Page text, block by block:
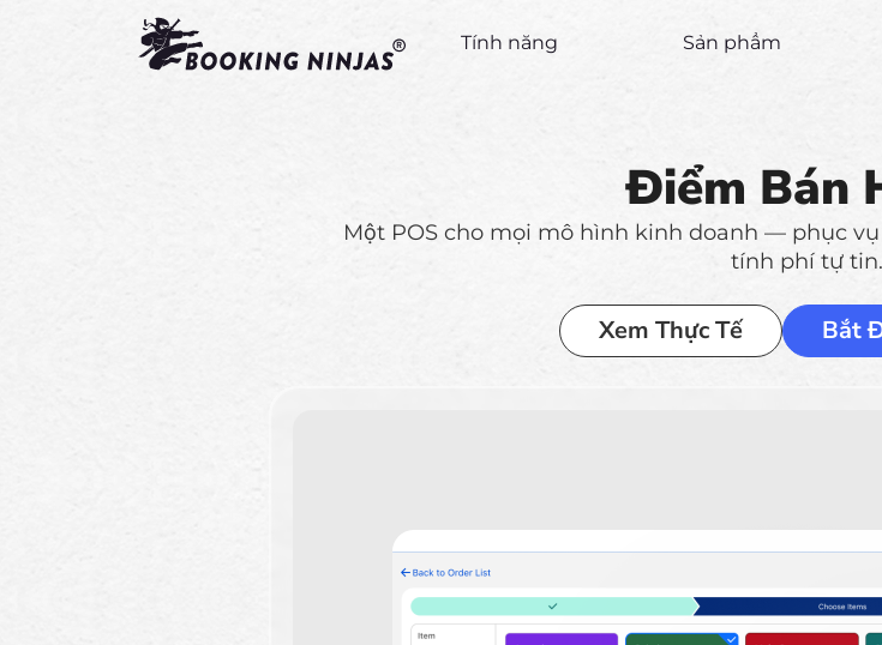
Tính năng Sản phẩm
Điểm Bán
Một POS cho mọi mô hình kinh doanh — phục
tính phí tự tin.
Xem Thực Tế Bắt